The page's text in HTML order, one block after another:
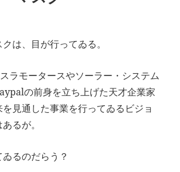
は、目が行ってゐる。
ラモータースやソーラー・システム
の前身を立ち上げた天才企業家
見通した事業を行ってゐるビジョ
るが。
るのだらう？